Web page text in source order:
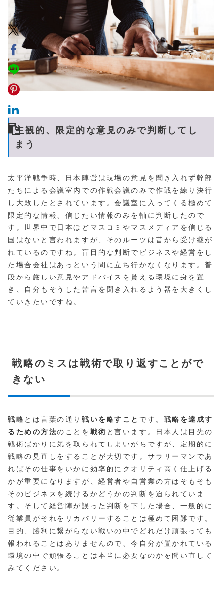
主観的、限定的な意見のみで判断してし
まう
太平洋戦争時、日本陣営は現場の意見を聞き入れず幹部
たちによる会議室内での作戦会議のみで作戦を練り決行
し大敗したとされています。会議室に入ってくる極めて
限定的な情報、信じたい情報のみを軸に判断したので
す。世界中で日本ほどマスコミやマスメディアを信じる
国はないと言われますが、そのルーツは昔から受け継が
れているのですね。盲目的な判断でビジネスや経営をし
た場合会社はあっという間に立ち行かなくなります。普
段から厳しい意見やアドバイスを貰える環境に身を置
き、自分もそうした苦言を聞き入れるよう器を大きくし
ていきたいですね。
戦略のミスは戦術で取り返すことがで
きない
戦略 とは言葉の通り戦いを略すこと です。 戦略を達成す
るための方法のことを 戦術 と言います。日本人は目先の
戦術ばかりに気を取られてしまいがちですが、定期的に
戦略の見直しをすることが大切です。サラリーマンであ
ればその仕事をいかに効率的にクオリティ高く仕上げる
かが重要になりますが、経営者や自営業の方はそもそも
そのビジネスを続けるかどうかの判断を迫られていま
す。そして経営陣が誤った判断を下した場合、一般的に
従業員がそれをリカバリーすることは極めて困難です。
目的、勝利に繋がらない戦いの中でどれだけ頑張っても
報われることはありませんので、今自分が置かれている
環境の中で頑張ることは本当に必要なのかを問い直して
みてください。